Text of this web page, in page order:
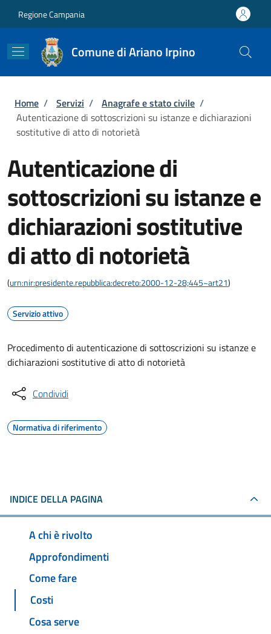
Regione Campania
Comune di Ariano Irpino
Briciole di pane
Home / Servizi / Anagrafe e stato civile /
Autenticazione di sottoscrizioni su istanze e dichiarazioni
sostitutive di atto di notorietà
Autenticazione di
sottoscrizioni su istanze e
dichiarazioni sostitutive
di atto di notorietà
(urn:nir:presidente.repubblica:decreto:2000-12-28;445~art21)
Servizio attivo
Procedimento di autenticazione di sottoscrizioni su istanze e
dichiarazioni sostitutive di atto di notorietà
Condividi
Normativa di riferimento
INDICE DELLA PAGINA
A chi è rivolto
Approfondimenti
Come fare
Costi
Cosa serve